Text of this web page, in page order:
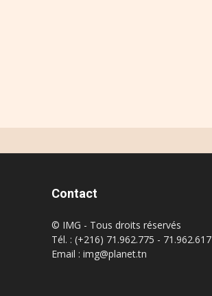
Contact
© IMG - Tous droits réservés
Tél. : (+216) 71.962.775 - 71.962.617
Email : img@planet.tn